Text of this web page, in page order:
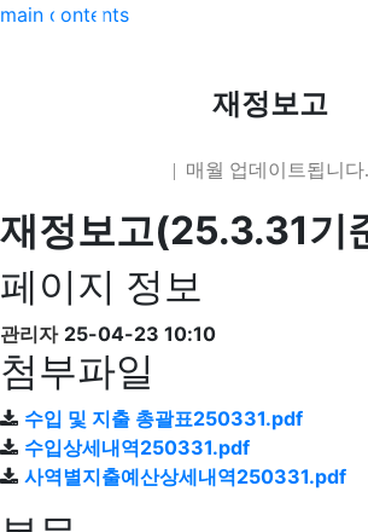
main contents
재정보고
| 매월 업데이트됩니다.
재정보고(25.3.31기
페이지 정보
관리자 25-04-23 10:10
첨부파일
수입 및 지출 총괄표250331.pdf
수입상세내역250331.pdf
사역별지출예산상세내역250331.pdf